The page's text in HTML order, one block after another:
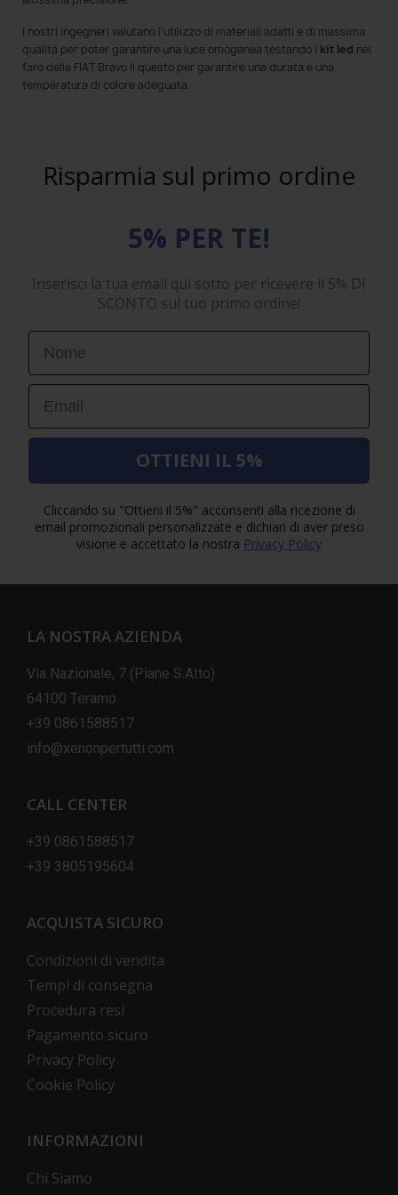
I nostri ingegneri valutano l'utilizzo di materiali adatti e di massima
qualità per poter garantire una luce omogenea testando i kit led nel
faro della FIAT Bravo II questo per garantire una durata e una
temperatura di colore adeguata.
Risparmia sul primo ordine
5% PER TE!
Inserisci la tua email qui sotto per ricevere il 5% DI
SCONTO sul tuo primo ordine!
First Name
Email
OTTIENI IL 5%
Cliccando su "Ottieni il 5%" acconsenti alla ricezione di
email promozionali personalizzate e dichiari di aver preso
visione e accettato la nostra Privacy Policy
LA NOSTRA AZIENDA
Via Nazionale, 7 (Piane S.Atto)
64100 Teramo
+39 0861588517
info@xenonpertutti.com
CALL CENTER
+39 0861588517
+39 3805195604
ACQUISTA SICURO
Condizioni di vendita
Tempi di consegna
Procedura resi
Pagamento sicuro
Privacy Policy
Cookie Policy
INFORMAZIONI
Chi Siamo